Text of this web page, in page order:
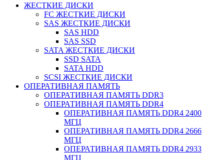
ЖЕСТКИЕ ДИСКИ
FC ЖЕСТКИЕ ДИСКИ
SAS ЖЕСТКИЕ ДИСКИ
SAS HDD
SAS SSD
SATA ЖЕСТКИЕ ДИСКИ
SSD SATA
SATA HDD
SCSI ЖЕСТКИЕ ДИСКИ
ОПЕРАТИВНАЯ ПАМЯТЬ
ОПЕРАТИВНАЯ ПАМЯТЬ DDR3
ОПЕРАТИВНАЯ ПАМЯТЬ DDR4
ОПЕРАТИВНАЯ ПАМЯТЬ DDR4 2400
МГЦ
ОПЕРАТИВНАЯ ПАМЯТЬ DDR4 2666
МГЦ
ОПЕРАТИВНАЯ ПАМЯТЬ DDR4 2933
МГЦ